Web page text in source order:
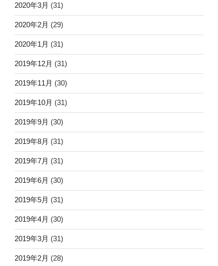
2020年3月 (31)
2020年2月 (29)
2020年1月 (31)
2019年12月 (31)
2019年11月 (30)
2019年10月 (31)
2019年9月 (30)
2019年8月 (31)
2019年7月 (31)
2019年6月 (30)
2019年5月 (31)
2019年4月 (30)
2019年3月 (31)
2019年2月 (28)